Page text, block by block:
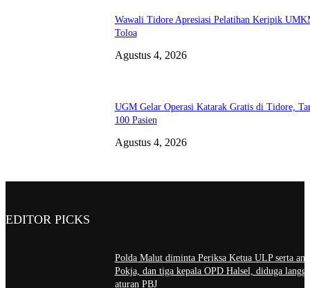
Wawali Tidore Apresiasi Pelatihan Keripik
Toloa
Agustus 4, 2026
UGM Gelar Operasi Katarak Gratis di Tidore,
100 Pasien
Agustus 4, 2026
EDITOR PICKS
Polda Malut diminta Periksa Ketua ULP serta
Pokja, dan tiga kepala OPD Halsel, diduga
aturan PBJ